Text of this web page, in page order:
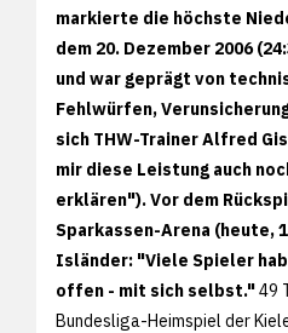
markierte die höchste
dem 20. Dezember 2006
und war geprägt von
Fehlwürfen,
sich THW-Trainer Alfred
mir diese Leistung auch
erklären"). Vor dem
Sparkassen-Arena (heute,
Isländer: "Viele Spieler
offen - mit sich selbst."49
Bundesliga-Heimspiel der